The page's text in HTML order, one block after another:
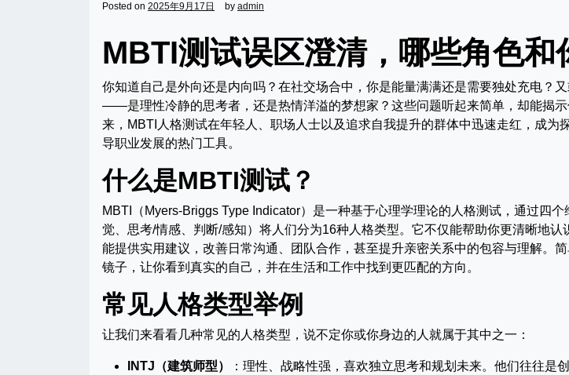
Posted on 2025年9月17日 by admin
MBTI测试误区澄清，哪些角色和
你知道自己是外向还是内向吗？在社交场合中，你是能量满满还是需要独处充电？
——是理性冷静的思考者，还是热情洋溢的梦想家？这些问题听起来简单，却能揭
来，MBTI人格测试在年轻人、职场人士以及追求自我提升的群体中迅速走红，成为
导职业发展的热门工具。
什么是MBTI测试？
MBTI（Myers-Briggs Type Indicator）是一种基于心理学理论的人格测试，通过四
觉、思考/情感、判断/感知）将人们分为16种人格类型。它不仅能帮助你更清晰地认
能提供实用建议，改善日常沟通、团队合作，甚至提升亲密关系中的包容与理解。
镜子，让你看到真实的自己，并在生活和工作中找到更匹配的方向。
常见人格类型举例
让我们来看看几种常见的人格类型，说不定你或你身边的人就属于其中之一：
INTJ（建筑师型）
：理性、战略性强，喜欢独立思考和规划未来。他们往往是